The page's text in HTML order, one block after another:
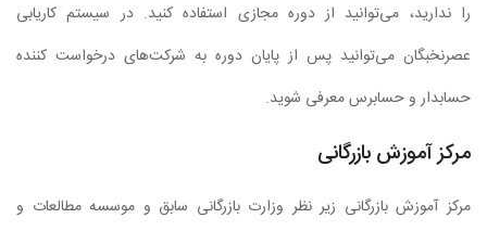
را ندارید، می‌توانید از دوره مجازی استفاده کنید. در سیستم کاریابی
عصرنخبگان می‌توانید پس از پایان دوره به شرکت‌های درخواست کننده
حسابدار و حسابرس معرفی شوید.
مرکز آموزش بازرگانی
مرکز آموزش بازرگانی زیر نظر وزارت بازرگانی سابق و موسسه مطالعات و